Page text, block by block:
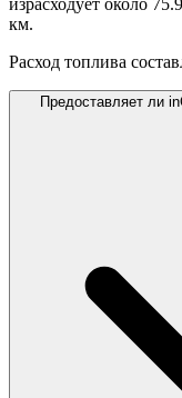
израсходует около
км.
Расход топлива
Предоставляет ли